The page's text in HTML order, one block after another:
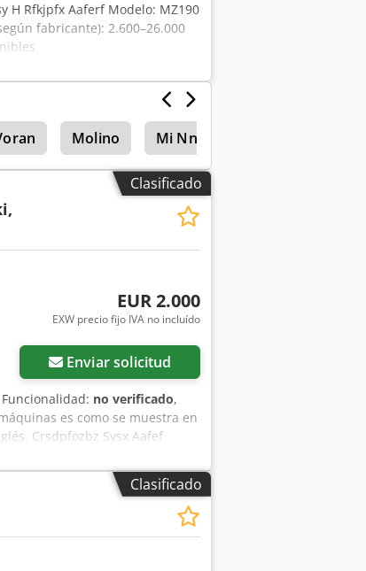
H Rfkjpfx Aaferf Modelo: MZ190
fabricante): 2.600–26.000
Molino Mi Nn
Clasificado
EUR 2.000
EXW precio fijo IVA no incluído
Enviar solicitud
Funcionalidad: no verificado,
es como se muestra en
Crsdpfozbz Svsx Aafef
Clasificado